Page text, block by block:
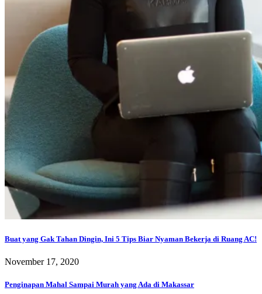
Buat yang Gak Tahan Dingin, Ini 5 Tips Biar Nyaman Bekerja di Ruang AC!
November 17, 2020
Penginapan Mahal Sampai Murah yang Ada di Makassar